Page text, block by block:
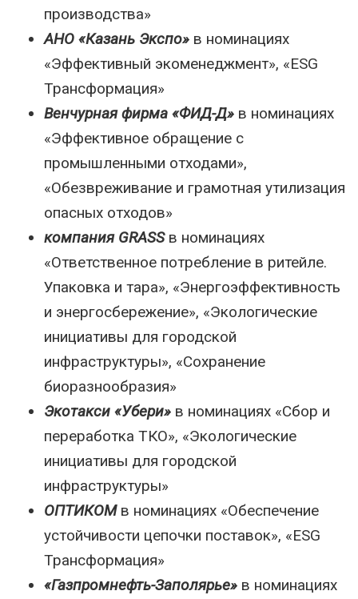
производства»
АНО «Казань Экспо» в номинациях
«Эффективный экоменеджмент», «ESG
Трансформация»
Венчурная фирма «ФИД-Д» в номинациях
«Эффективное обращение с
промышленными отходами»,
«Обезвреживание и грамотная утилизация
опасных отходов»
компания GRASSв номинациях
«Ответственное потребление в ритейле.
Упаковка и тара», «Энергоэффективность
и энергосбережение», «Экологические
инициативы для городской
инфраструктуры», «Сохранение
биоразнообразия»
Экотакси «Убери» в номинациях «Сбор и
переработка ТКО», «Экологические
инициативы для городской
инфраструктуры»
ОПТИКОМ в номинациях «Обеспечение
устойчивости цепочки поставок», «ESG
Трансформация»
«Газпромнефть-Заполярье» в номинациях